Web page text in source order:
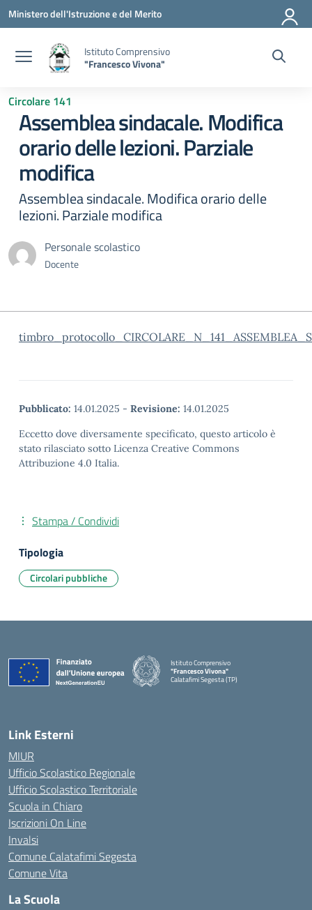
Vai ai contenuti
Vai al menu di navigazione
Vai al footer
Ministero dell'Istruzione e del Merito
Istituto Comprensivo
"Francesco Vivona"
Circolare 141
Assemblea sindacale. Modifica
orario delle lezioni. Parziale
modifica
Assemblea sindacale. Modifica orario delle
lezioni. Parziale modifica
Personale scolastico
Docente
Pubblicato: 14.01.2025 - Revisione: 14.01.2025
Eccetto dove diversamente specificato, questo articolo è
stato rilasciato sotto Licenza Creative Commons
Attribuzione 4.0 Italia.
Stampa / Condividi
Tipologia
Circolari pubbliche
Istituto Comprensivo
"Francesco Vivona"
Calatafimi Segesta (TP)
— Visita la pagina iniziale della scuola
Link Esterni
MIUR
Ufficio Scolastico Regionale
Ufficio Scolastico Territoriale
Scuola in Chiaro
Iscrizioni On Line
Invalsi
Comune Calatafimi Segesta
Comune Vita
La Scuola